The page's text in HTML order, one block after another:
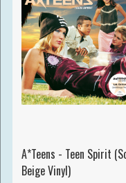
A*Teens - Teen Spirit
Beige Vinyl)